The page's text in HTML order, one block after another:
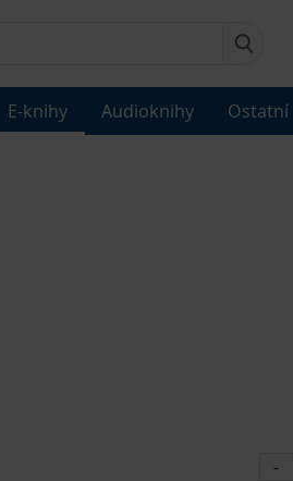
E-knihy Audioknihy Ostatní
-